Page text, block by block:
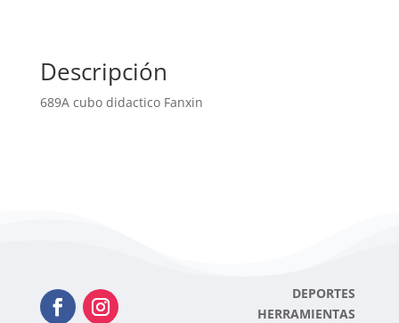
Descripción
689A cubo didactico Fanxin
DEPORTES
HERRAMIENTAS